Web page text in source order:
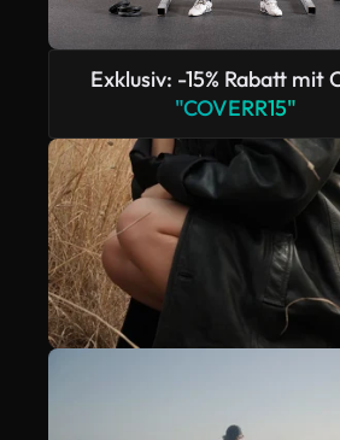
Exklusiv: -15% Rabatt mit
"COVERR15"